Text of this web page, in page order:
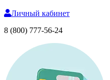
Личный кабинет
8 (800) 777-56-24